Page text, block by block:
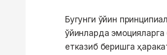
Бугунги ўйин
ўйинларда
етказиб беришга